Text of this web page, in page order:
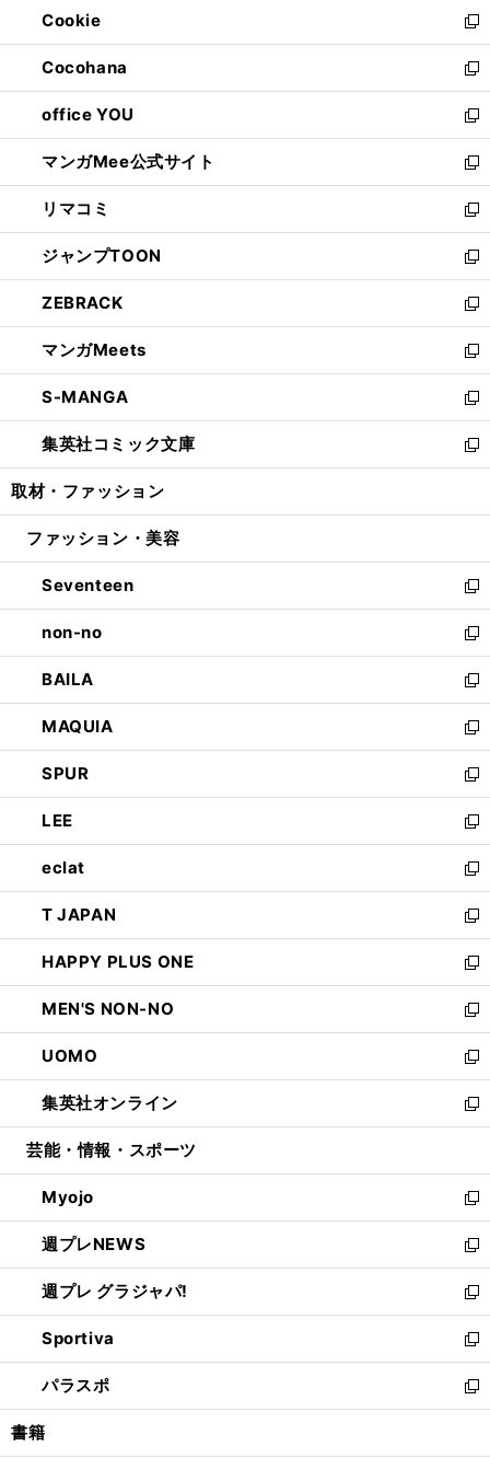
く
で
開
く
ド
ウ
で
開
く
ィ
ン
ド
ウ
で
開
く
Cookie
新
し
い
ウ
ィ
ン
ド
ウ
で
開
く
Cocohana
新
し
い
ウ
ィ
ン
ド
ウ
で
開
く
office YOU
新
し
い
ウ
ィ
ン
ド
ウ
で
開
く
マンガMee公式サイト
新
し
い
ウ
ィ
ン
ド
ウ
で
開
く
リマコミ
新
し
い
ウ
ィ
ン
ド
ウ
で
開
く
ジャンプTOON
新
し
い
ウ
ィ
ン
ド
ウ
で
開
ZEBRACK
新
し
い
ウ
ィ
ン
ド
ウ
開
マンガMeets
新
し
い
ウ
ィ
ン
ウ
開
く
S-MANGA
新
し
い
ウ
ン
ウ
で
開
く
集英社コミック文庫
新
し
ウ
ン
ド
ウ
で
開
く
取材・ファッション
ファッション・美容
Seventeen
新
し
い
ウ
ィ
ン
ド
ウ
で
開
く
non-no
新
し
い
ウ
ィ
ン
ド
ウ
で
開
く
BAILA
新
し
い
ウ
ィ
ン
ド
ウ
で
開
く
MAQUIA
新
し
い
ウ
ィ
ン
ド
ウ
で
開
く
SPUR
新
し
い
ウ
ィ
ン
ド
ウ
で
開
く
LEE
新
し
い
ウ
ィ
ン
ド
ウ
で
開
く
eclat
新
し
い
ウ
ィ
ン
ド
ウ
で
開
く
T JAPAN
新
し
い
ウ
ィ
ン
ド
ウ
で
開
HAPPY PLUS ONE
新
し
い
ウ
ィ
ン
ド
ウ
開
く
MEN'S NON-NO
新
し
い
ウ
ィ
ン
ウ
で
開
く
UOMO
新
し
い
ウ
ン
ド
ウ
で
開
く
集英社オンライン
新
し
ウ
ィ
ン
ド
ウ
で
開
く
芸能・情報・スポーツ
Myojo
新
し
い
ウ
ィ
ン
ド
ウ
で
開
週プレNEWS
新
し
い
ウ
ィ
ン
ド
ウ
週プレ グラジャパ!
新
し
い
ウ
ィ
ン
Sportiva
新
し
い
ウ
パラスポ
新
し
書籍